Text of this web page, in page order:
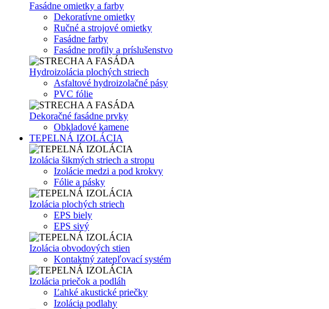
Fasádne omietky a farby
Dekoratívne omietky
Ručné a strojové omietky
Fasádne farby
Fasádne profily a príslušenstvo
Hydroizolácia plochých striech
Asfaltové hydroizolačné pásy
PVC fólie
Dekoračné fasádne prvky
Obkladové kamene
TEPELNÁ IZOLÁCIA
Izolácia šikmých striech a stropu
Izolácie medzi a pod krokvy
Fólie a pásky
Izolácia plochých striech
EPS biely
EPS sivý
Izolácia obvodových stien
Kontaktný zatepľovací systém
Izolácia priečok a podláh
Ľahké akustické priečky
Izolácia podlahy